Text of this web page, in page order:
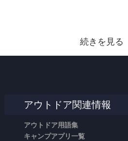
続きを見る
アウトドア関連情報
アウトドア用語集
キャンプアプリ一覧